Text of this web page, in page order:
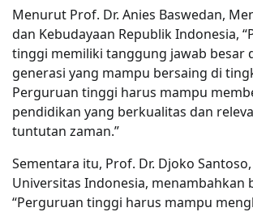
Menurut Prof. Dr. Anies Baswedan,
dan Kebudayaan Republik Indonesia,
tinggi memiliki tanggung jawab besar
generasi yang mampu bersaing di
Perguruan tinggi harus mampu
pendidikan yang berkualitas dan
tuntutan zaman.”
Sementara itu, Prof. Dr. Djoko
Universitas Indonesia, menambahkan
“Perguruan tinggi harus mampu